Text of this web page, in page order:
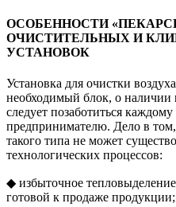
ОСОБЕННОСТИ
ОЧИСТИТЕЛЬНЫХ И
УСТАНОВОК
Установка для очистки
необходимый блок, о наличии
следует позаботиться
предпринимателю. Дело в
такого типа не может
технологических процессов:
◆ избыточное
готовой к продаже продукции;